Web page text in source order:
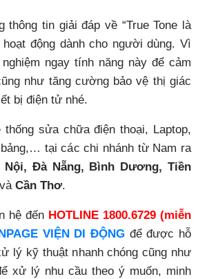
thông tin giải đáp về “True Tone là
động dành cho người dùng. Vì
ngay tính năng này để cảm
như tăng cường bảo vệ thị giác
bị điện tử nhé.
sửa chữa điện thoại, Laptop,
tại các chi nhánh từ Nam ra
Nội, Đà Nẵng, Bình Dương, Tiền
vàCần Thơ.
hệ đến HOTLINE 1800.6729 (miễn
VIỆN DI ĐỘNG để được hỗ
lý kỹ thuật nhanh chóng cũng như
xử lý nhu cầu theo ý muốn, minh